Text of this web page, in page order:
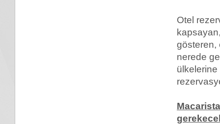
Otel
gösteren,
nerede